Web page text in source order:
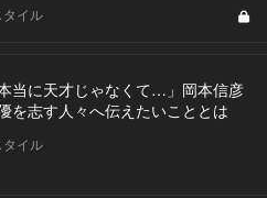
タイル
本当に天才じゃなくて…」岡本信彦
を志す人々へ伝えたいこととは
タイル